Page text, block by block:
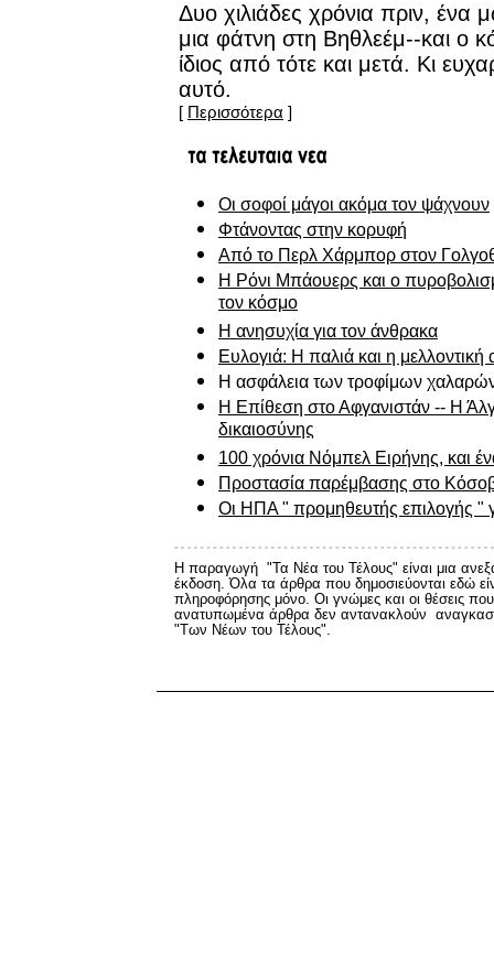
Δυο χιλιάδες χρόνια πριν, ένα
μια φάτνη στη Βηθλεέμ--και ο
ίδιος από τότε και μετά. Κι
αυτό.
[ Περισσότερα ]
Οι σοφοί μάγοι ακόμα τον ψάχνουν
Φτάνοντας στην κορυφή
Από το Περλ Χάρμπορ στον
Η Ρόνι Μπάουερς και ο
τον κόσμο
Η ανησυχία για τον άνθρακα
Ευλογιά: Η παλιά και η μελλοντική
Η ασφάλεια των τροφίμων
H Επίθεση στο Αφγανιστάν -- Η
δικαιοσύνης
100 χρόνια Νόμπελ Ειρήνης, και
Προστασία παρέμβασης στο
Οι ΗΠΑ " προμηθευτής επιλογής "
Η παραγωγή "Τα Νέα του Τέλους" είναι μια
έκδοση. Όλα τα άρθρα που δημοσιεύονται εδώ
πληροφόρησης μόνο. Οι γνώμες και οι θέσεις
ανατυπωμένα άρθρα δεν αντανακλούν
"Των Νέων του Τέλους".